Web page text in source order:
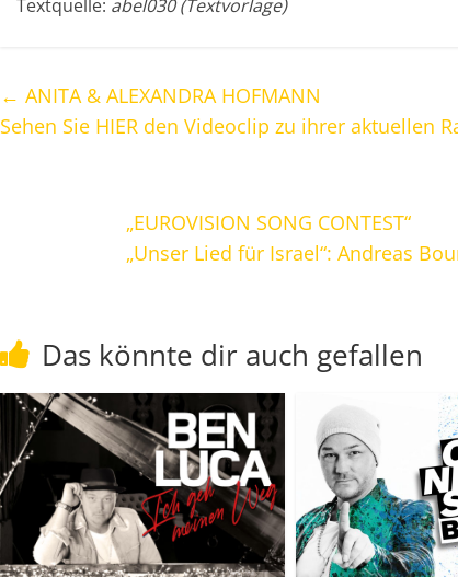
Textquelle: abel030 (Textvorlage)
← ANITA & ALEXANDRA HOFMANN
Sehen Sie HIER den Videoclip zu ihrer aktuellen
„EUROVISION SONG CONTEST“
„Unser Lied für Israel“: Andreas
Das könnte dir auch gefallen